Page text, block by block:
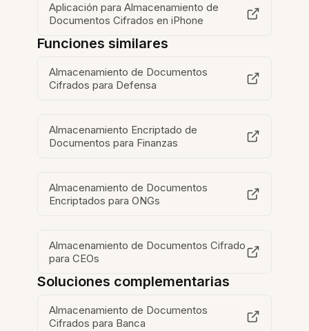
Aplicación para Almacenamiento de
Documentos Cifrados en iPhone
Funciones similares
Almacenamiento de Documentos
Cifrados para Defensa
Almacenamiento Encriptado de
Documentos para Finanzas
Almacenamiento de Documentos
Encriptados para ONGs
Almacenamiento de Documentos Cifrado
para CEOs
Soluciones complementarias
Almacenamiento de Documentos
Cifrados para Banca